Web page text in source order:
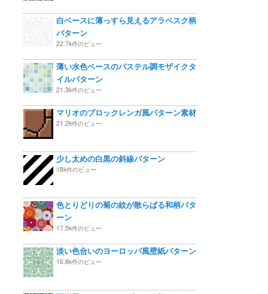
白ベースに薄っすら見えるアラベスク柄
パターン
22.7k件のビュー
薄い水色ベースのパステル調モザイクタ
イルパターン
21.3k件のビュー
マリオのブロックレンガ風パターン素材
21.2k件のビュー
少し太めの白黒の斜線パターン
18k件のビュー
色とりどりの菊の紋が散らばる和柄パタ
ーン
17.5k件のビュー
淡い色合いのヨーロッパ風壁紙パターン
16.8k件のビュー